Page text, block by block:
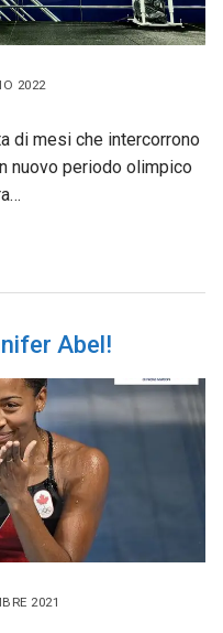
2022
di mesi che intercorrono
nuovo periodo olimpico
Abel!
2021